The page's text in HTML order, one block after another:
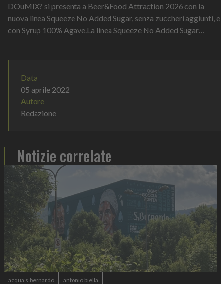
DOuMIX? si presenta a Beer&Food Attraction 2026 con la
nuova linea Squeeze No Added Sugar, senza zuccheri aggiunti, e
con Syrup 100% Agave.La linea Squeeze No Added Sugar
Data
05 aprile 2022
Autore
Redazione
Notizie correlate
acqua s.bernardo antonio biella